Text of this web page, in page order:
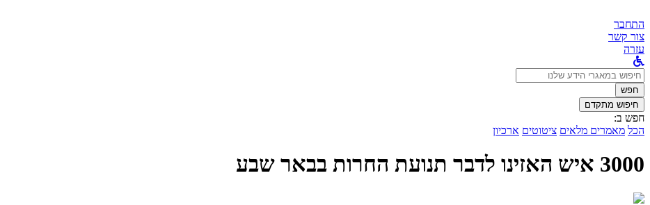
התחבר
צור קשר
עזרה
לחפש
ב:חפש
חיפוש מתקדם
חפש ב:
הכל מאמרים מלאים ציטוטים ארכיון
3000 איש האזינו לדבר תנועת החרות בבאר שבע